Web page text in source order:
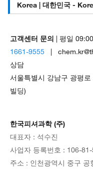
고객센터 문의 | 평일
1661-9555 |
상담
서울특별시 강남구 광평
빌딩)
한국피셔과학 (주)
대표자 : 석수진
사업자 등록번호 : 106-
주소 : 인천광역시 중구